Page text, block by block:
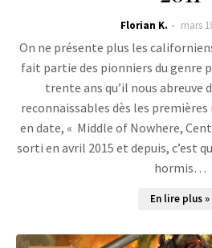
Florian K. mars
On ne présente plus les
fait partie des pionniers du genre
trente ans qu’il nous abreuve
reconnaissables dès les
en date, « Middle of Nowhere,
sorti en avril 2015 et depuis, c’est
hormis…
En lire plus »